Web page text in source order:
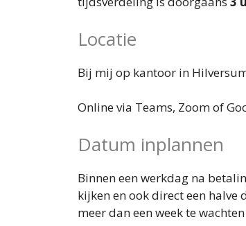
Locatie
Bij mij op kantoor in
Online via Teams, Zoom of
Datum inplannen
Binnen een werkdag na
kijken en ook direct een
meer dan een week te